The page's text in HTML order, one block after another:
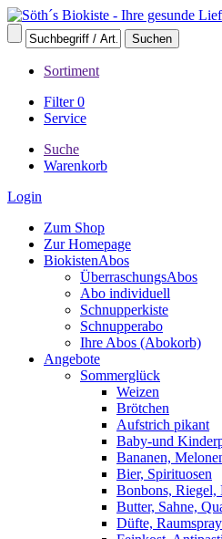
Sortiment
Filter0
Service
Suche
Warenkorb
Login
Zum Shop
Zur Homepage
BiokistenAbos
ÜberraschungsAbos
Abo individuell
Schnupperkiste
Schnupperabo
Ihre Abos (Abokorb)
Angebote
Sommerglück
Weizen
Brötchen
Aufstrich pikant
Baby-und
Bananen,
Bier, Spirituosen
Bonbons, Riegel,
Butter, Sahne,
Düfte, Raumspray